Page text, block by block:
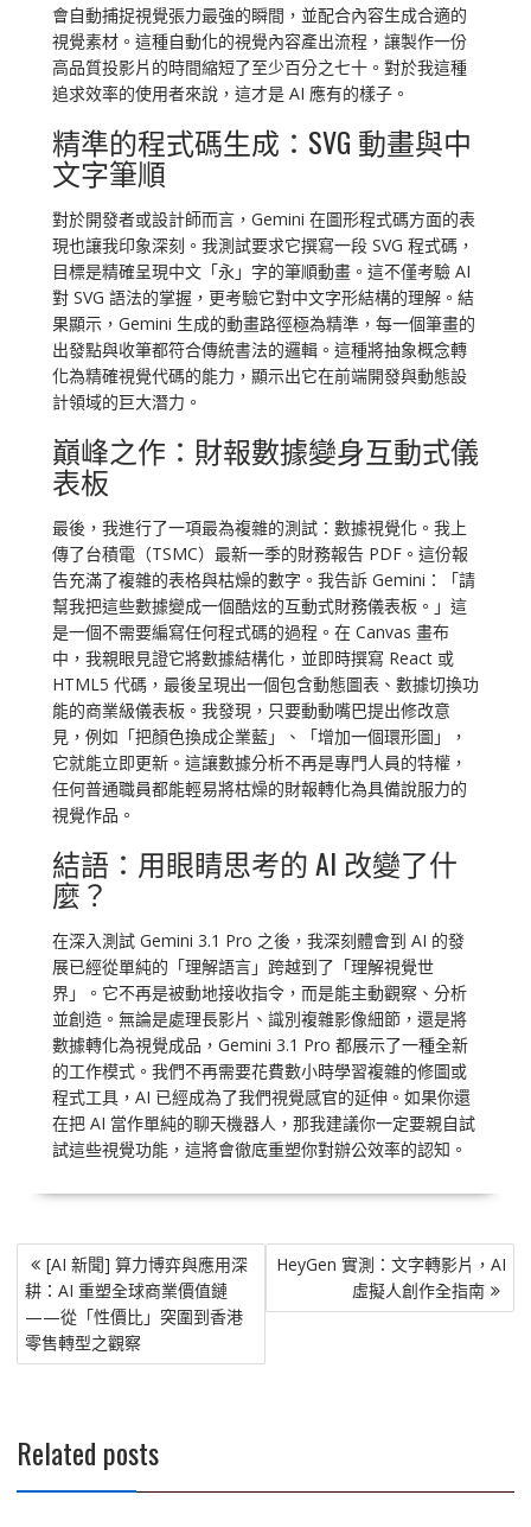
會自動捕捉視覺張力最強的瞬間，並配合內容生成合適的
視覺素材。這種自動化的視覺內容產出流程，讓製作一份
高品質投影片的時間縮短了至少百分之七十。對於我這種
追求效率的使用者來說，這才是 AI 應有的樣子。
精準的程式碼生成：SVG 動畫與中
文字筆順
對於開發者或設計師而言，Gemini 在圖形程式碼方面的表
現也讓我印象深刻。我測試要求它撰寫一段 SVG 程式碼，
目標是精確呈現中文「永」字的筆順動畫。這不僅考驗 AI
對 SVG 語法的掌握，更考驗它對中文字形結構的理解。結
果顯示，Gemini 生成的動畫路徑極為精準，每一個筆畫的
出發點與收筆都符合傳統書法的邏輯。這種將抽象概念轉
化為精確視覺代碼的能力，顯示出它在前端開發與動態設
計領域的巨大潛力。
巔峰之作：財報數據變身互動式儀
表板
最後，我進行了一項最為複雜的測試：數據視覺化。我上
傳了台積電（TSMC）最新一季的財務報告 PDF。這份報
告充滿了複雜的表格與枯燥的數字。我告訴 Gemini：「請
幫我把這些數據變成一個酷炫的互動式財務儀表板。」這
是一個不需要編寫任何程式碼的過程。在 Canvas 畫布
中，我親眼見證它將數據結構化，並即時撰寫 React 或
HTML5 代碼，最後呈現出一個包含動態圖表、數據切換功
能的商業級儀表板。我發現，只要動動嘴巴提出修改意
見，例如「把顏色換成企業藍」、「增加一個環形圖」，
它就能立即更新。這讓數據分析不再是專門人員的特權，
任何普通職員都能輕易將枯燥的財報轉化為具備說服力的
視覺作品。
結語：用眼睛思考的 AI 改變了什
麼？
在深入測試 Gemini 3.1 Pro 之後，我深刻體會到 AI 的發
展已經從單純的「理解語言」跨越到了「理解視覺世
界」。它不再是被動地接收指令，而是能主動觀察、分析
並創造。無論是處理長影片、識別複雜影像細節，還是將
數據轉化為視覺成品，Gemini 3.1 Pro 都展示了一種全新
的工作模式。我們不再需要花費數小時學習複雜的修圖或
程式工具，AI 已經成為了我們視覺感官的延伸。如果你還
在把 AI 當作單純的聊天機器人，那我建議你一定要親自試
試這些視覺功能，這將會徹底重塑你對辦公效率的認知。
文
章
導
覽
[AI 新聞] 算力博弈與應用深
耕：AI 重塑全球商業價值鏈
——從「性價比」突圍到香港
零售轉型之觀察
HeyGen 實測：文字轉影片，AI
虛擬人創作全指南
Related posts